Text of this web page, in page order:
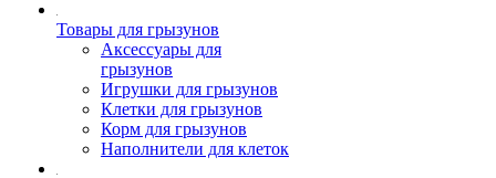
Товары для грызунов
Аксессуары для
грызунов
Игрушки для грызунов
Клетки для грызунов
Корм для грызунов
Наполнители для клеток